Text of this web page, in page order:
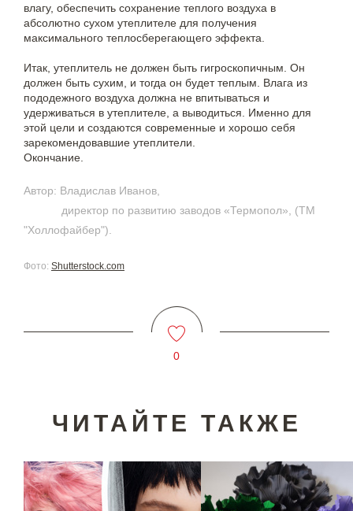
влагу, обеспечить сохранение теплого воздуха в
абсолютно сухом утеплителе для получения
максимального теплосберегающего эффекта.
Итак, утеплитель не должен быть гигроскопичным. Он
должен быть сухим, и тогда он будет теплым. Влага из
пододежного воздуха должна не впитываться и
удерживаться в утеплителе, а выводиться. Именно для
этой цели и создаются современные и хорошо себя
зарекомендовавшие утеплители.
Окончание.
Автор: Владислав Иванов,
директор по развитию заводов «Термопол», (ТМ
"Холлофайбер").
Фото: Shutterstock.com
0
ЧИТАЙТЕ ТАКЖЕ